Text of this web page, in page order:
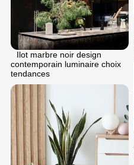
Ilot marbre noir design
contemporain luminaire choix
tendances